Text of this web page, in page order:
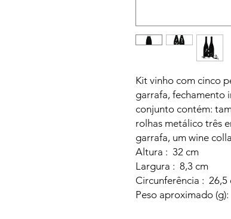
Kit vinho com cinco
garrafa, fechamento
conjunto contém:
rolhas metálico três
garrafa, um wine
Altura : 32 cm
Largura : 8,3 cm
Circunferência : 26,5
Peso aproximado